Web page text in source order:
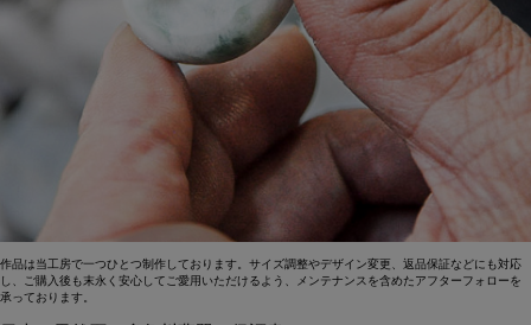
作品は当工房で一つひとつ制作しております。サイズ調整やデザイン変更、返品保証などにも対応
し、ご購入後も末永く安心してご愛用いただけるよう、メンテナンスを含めたアフターフォローを
承っております。